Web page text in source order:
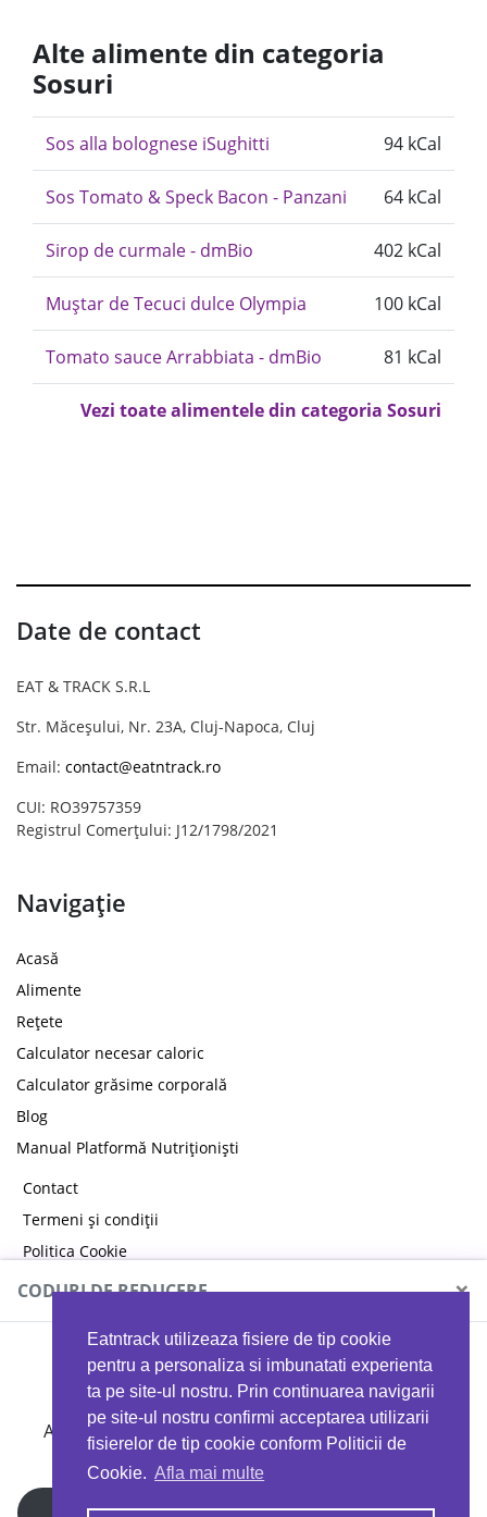
Eatntrack utilizeaza fisiere de tip cookie
pentru a personaliza si imbunatati experienta
ta pe site-ul nostru. Prin continuarea navigarii
pe site-ul nostru confirmi acceptarea utilizarii
fisierelor de tip cookie conform Politicii de
Cookie. Afla mai multe
Alte alimente din categoria
Sosuri
Sos alla bolognese iSughitti 94 kCal
Sos Tomato & Speck Bacon - Panzani 64 kCal
Sirop de curmale - dmBio 402 kCal
Muștar de Tecuci dulce Olympia 100 kCal
Tomato sauce Arrabbiata - dmBio 81 kCal
Vezi toate alimentele din categoria Sosuri
Date de contact
EAT & TRACK S.R.L
Str. Măceșului, Nr. 23A, Cluj-Napoca, Cluj
Email: contact@eatntrack.ro
CUI: RO39757359
Registrul Comerțului: J12/1798/2021
Navigație
Acasă
Alimente
Rețete
Calculator necesar caloric
Calculator grăsime corporală
Blog
Manual Platformă Nutriționiști
Contact
Termeni și condiții
Politica Cookie
Politica de confidențialitate
CODURI DE REDUCERE ×
MYPROTEIN
Ai 40%reducere la orice comandă folosind codul
EATTRACK